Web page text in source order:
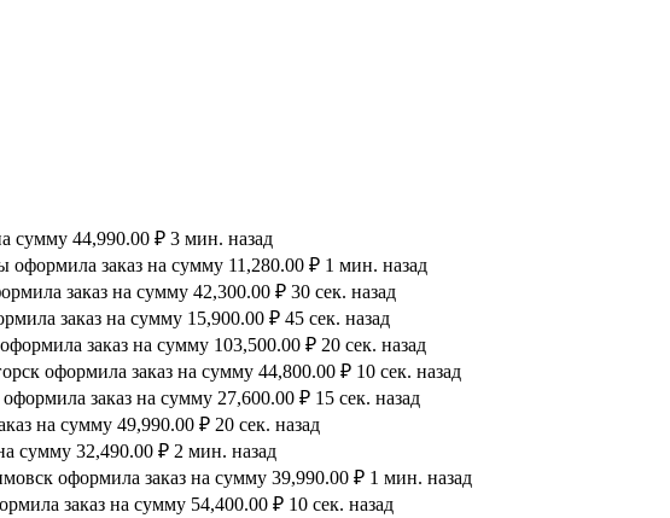
сумму 44,990.00 ₽ 3 мин. назад
оформила заказ на сумму 11,280.00 ₽ 1 мин. назад
заказ на сумму 42,300.00 ₽ 30 сек. назад
заказ на сумму 15,900.00 ₽ 45 сек. назад
заказ на сумму 103,500.00 ₽ 20 сек. назад
оформила заказ на сумму 44,800.00 ₽ 10 сек. назад
заказ на сумму 27,600.00 ₽ 15 сек. назад
на сумму 49,990.00 ₽ 20 сек. назад
сумму 32,490.00 ₽ 2 мин. назад
оформила заказ на сумму 39,990.00 ₽ 1 мин. назад
заказ на сумму 54,400.00 ₽ 10 сек. назад